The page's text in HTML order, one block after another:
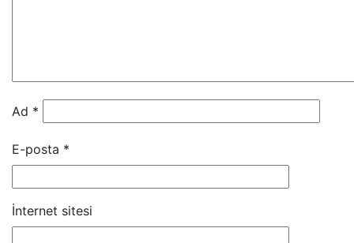
Ad *
E-posta *
İnternet sitesi